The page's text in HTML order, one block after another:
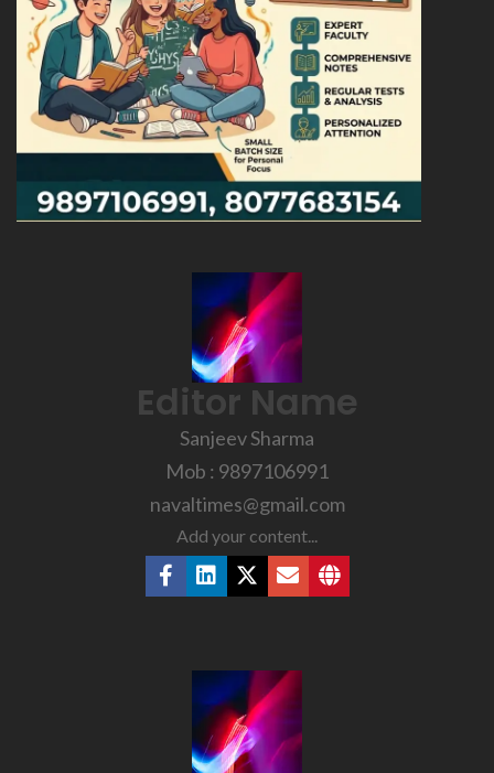
Editor Name
Sanjeev Sharma
Mob : 9897106991
navaltimes@gmail.com
Add your content...